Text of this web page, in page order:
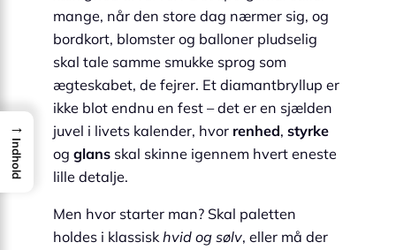
mange, når den store dag nærmer sig, og
bordkort, blomster og balloner pludselig
skal tale samme smukke sprog som
ægteskabet, de fejrer. Et diamantbryllup er
ikke blot endnu en fest – det er en sjælden
juvel i livets kalender, hvor renhed, styrke
og glans skal skinne igennem hvert eneste
lille detalje.
Men hvor starter man? Skal paletten
holdes i klassiskhvid og sølv, eller må der
→
Indhold